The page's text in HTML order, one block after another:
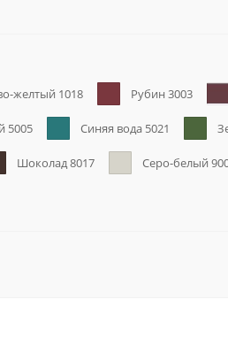
желтый 1018 Рубин 3003
5005 Синяя вода 5021
Шоколад 8017 Серо-белый